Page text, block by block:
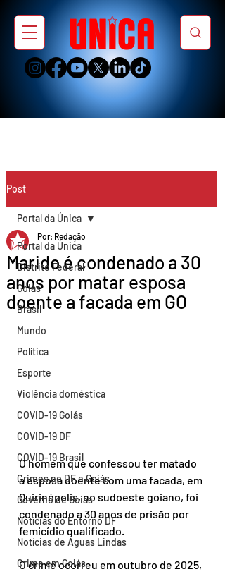
Post
Portal da Única
Distrito Federal
Goiás
Brasil
Mundo
Política
Esporte
Violência doméstica
COVID-19 Goiás
COVID-19 DF
COVID-19 Brasil
Crimes no DF e Goiás
Governo de Goiás
Notícias do Entorno DF
Notícias de Águas Lindas
Crime em Goiás
Portal da Única
Marido é condenado a 30
anos por matar esposa
doente a facada em GO
Por: Redação
O homem que confessou ter matado
a esposa doente com uma facada, em
Quirinópolis, no sudoeste goiano, foi
condenado a 30 anos de prisão por
femicídio qualificado.
O crime ocorreu em outubro de 2025,